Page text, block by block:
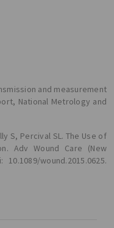
and measurement
National Metrology and
S, Percival SL. The Use of
Adv Wound Care (New
wound.2015.0625.